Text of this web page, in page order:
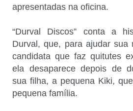
apresentadas na oficina.
“Durval Discos” conta a
Durval, que, para ajudar sua
candidata que faz quitutes
ela desaparece depois de
sua filha, a pequena Kiki,
pequena família.